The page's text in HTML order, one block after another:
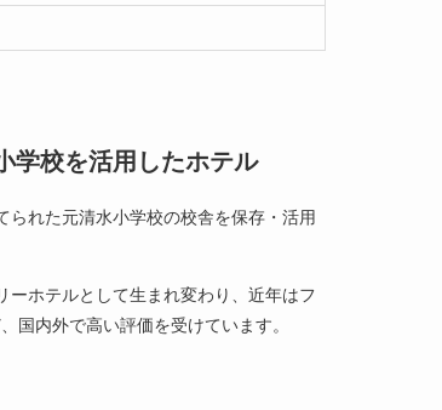
学校を活用したホテル
れた元清水小学校の校舎を保存・活用
ーホテルとして生まれ変わり、近年はフ
国内外で高い評価を受けています。